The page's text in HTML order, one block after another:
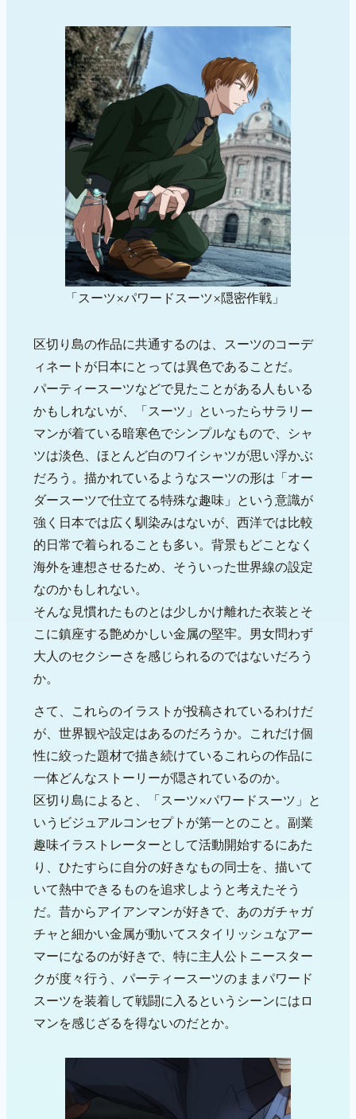
「スーツ×パワードスーツ×隠密作戦」
区切り島の作品に共通するのは、スーツのコーデ
ィネートが日本にとっては異色であることだ。
パーティースーツなどで見たことがある人もいる
かもしれないが、「スーツ」といったらサラリー
マンが着ている暗寒色でシンプルなもので、シャ
ツは淡色、ほとんど白のワイシャツが思い浮かぶ
だろう。描かれているようなスーツの形は「オー
ダースーツで仕立てる特殊な趣味」という意識が
強く日本では広く馴染みはないが、西洋では比較
的日常で着られることも多い。背景もどことなく
海外を連想させるため、そういった世界線の設定
なのかもしれない。
そんな見慣れたものとは少しかけ離れた衣装とそ
こに鎮座する艶めかしい金属の堅牢。男女問わず
大人のセクシーさを感じられるのではないだろう
か。
さて、これらのイラストが投稿されているわけだ
が、世界観や設定はあるのだろうか。これだけ個
性に絞った題材で描き続けているこれらの作品に
一体どんなストーリーが隠されているのか。
区切り島によると、「スーツ×パワードスーツ」と
いうビジュアルコンセプトが第一とのこと。副業
趣味イラストレーターとして活動開始するにあた
り、ひたすらに自分の好きなもの同士を、描いて
いて熱中できるものを追求しようと考えたそう
だ。昔からアイアンマンが好きで、あのガチャガ
チャと細かい金属が動いてスタイリッシュなアー
マーになるのが好きで、特に主人公トニースター
クが度々行う、パーティースーツのままパワード
スーツを装着して戦闘に入るというシーンにはロ
マンを感じざるを得ないのだとか。